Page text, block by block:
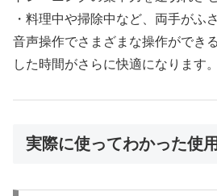
・料理中や掃除中など、両手がふ
音声操作でさまざまな操作ができ
した時間がさらに快適になります。
実際に使ってわかった使